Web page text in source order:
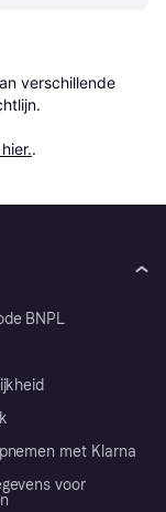
verschillende
.
BNPL
met Klarna
voor